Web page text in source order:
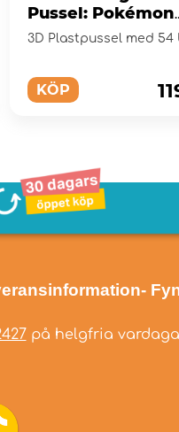
Pussel: Pokémon
Pennställ 54
3D Plastpussel med 54
KÖP
-
på helgfria vardagar